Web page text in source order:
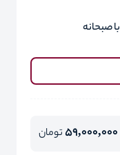
59,000,000تومان